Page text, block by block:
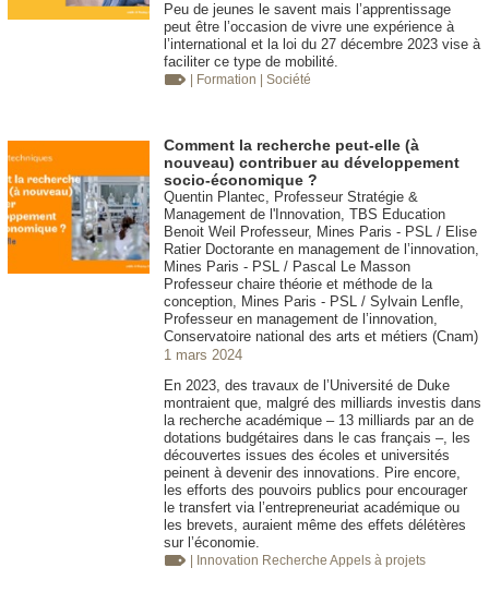
Peu de jeunes le savent mais l’apprentissage
peut être l’occasion de vivre une expérience à
l’international et la loi du 27 décembre 2023 vise à
faciliter ce type de mobilité.
| Formation | Société
Comment la recherche peut-elle (à
nouveau) contribuer au développement
socio-économique ?
Quentin Plantec, Professeur Stratégie &
Management de l'Innovation, TBS Education
Benoit Weil Professeur, Mines Paris - PSL / Elise
Ratier Doctorante en management de l’innovation,
Mines Paris - PSL / Pascal Le Masson
Professeur chaire théorie et méthode de la
conception, Mines Paris - PSL / Sylvain Lenfle,
Professeur en management de l’innovation,
Conservatoire national des arts et métiers (Cnam)
1 mars 2024
En 2023, des travaux de l’Université de Duke
montraient que, malgré des milliards investis dans
la recherche académique – 13 milliards par an de
dotations budgétaires dans le cas français –, les
découvertes issues des écoles et universités
peinent à devenir des innovations. Pire encore,
les efforts des pouvoirs publics pour encourager
le transfert via l’entrepreneuriat académique ou
les brevets, auraient même des effets délétères
sur l’économie.
| Innovation Recherche Appels à projets